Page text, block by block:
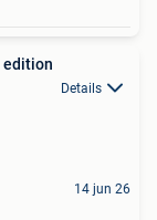
edition
Details
14 jun 26